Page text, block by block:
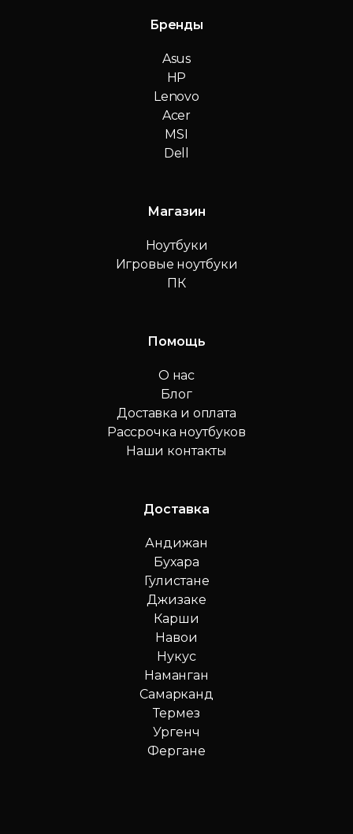
Бренды
Asus
HP
Lenovo
Acer
MSI
Dell
Магазин
Ноутбуки
Игровые ноутбуки
ПК
Помощь
О нас
Блог
Доставка и оплата
Рассрочка ноутбуков
Наши контакты
Доставка
Андижан
Бухара
Гулистане
Джизаке
Карши
Навои
Нукус
Наманган
Самарканд
Термез
Ургенч
Фергане